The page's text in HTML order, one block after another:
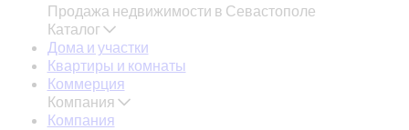
Продажа недвижимости в Севастополе
Каталог
Дома и участки
Квартиры и комнаты
Коммерция
Компания
Компания